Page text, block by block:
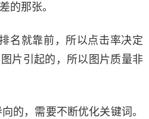
的那张。
名就靠前，所以点击率决定
片引起的，所以图片质量非
的，需要不断优化关键词。